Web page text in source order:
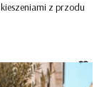
z przodu